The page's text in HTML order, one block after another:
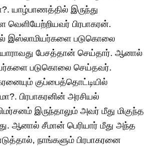
யாழ்பாணத்தில் இருந்து
பிரபாகரன்.
இஸ்லாமியர்களை படுகொலை
பேசத்தான் செய்தார். ஆனால்
படுகொலை செய்தவர்.
குப்பைத்தொட்டியில்
பிரபாகரனின் அரசியல்
இருந்தாலும் அவர் மீது மிகுந்த
ஆனால் சீமான் பெரியார் மீது அந்த
நாங்களும் பிரபாகரனை